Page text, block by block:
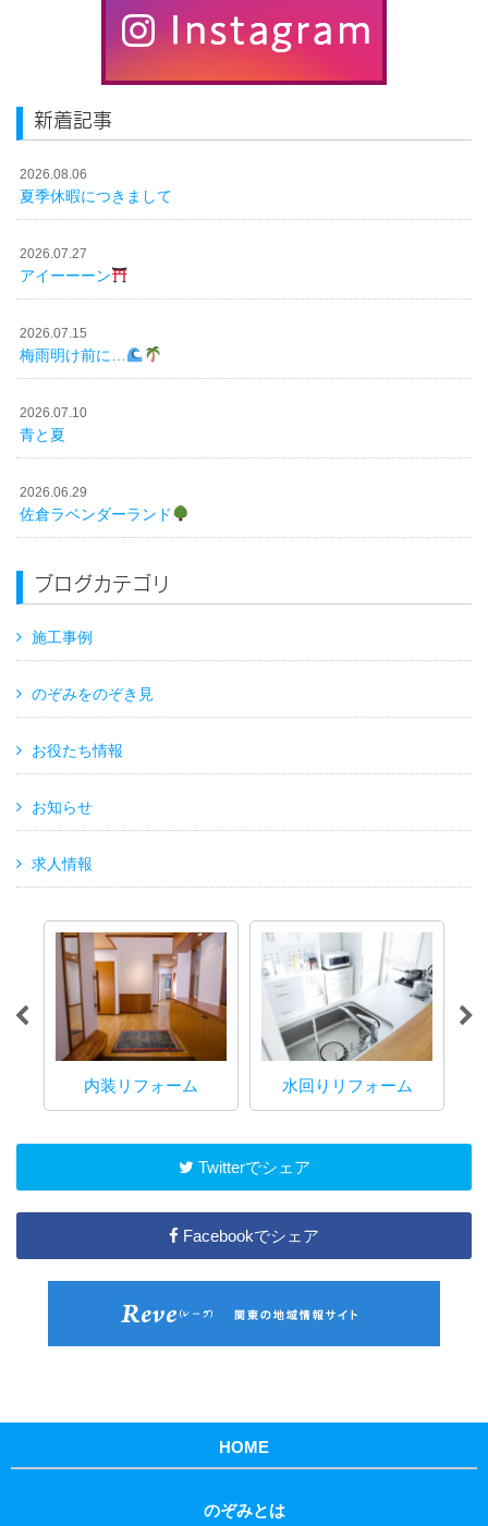
新着記事
2026.08.06
夏季休暇につきまして
2026.07.27
アイーーーン
2026.07.15
梅雨明け前に…
2026.07.10
青と夏
2026.06.29
佐倉ラベンダーランド
ブログカテゴリ
施工事例
のぞみをのぞき見
お役たち情報
お知らせ
求人情報
内装リフォーム 水回りリフォーム
Twitterでシェア
Facebookでシェア
HOME
のぞみとは